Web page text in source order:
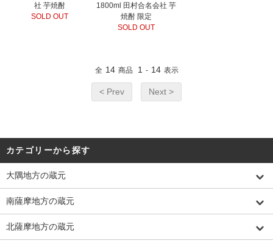
社 芋焼酎
SOLD OUT
1800ml 田村合名会社 芋
焼酎 限定
SOLD OUT
全 14 商品 1 - 14 表示
< Prev Next >
カテゴリーから探す
大隅地方の蔵元
南薩摩地方の蔵元
北薩摩地方の蔵元